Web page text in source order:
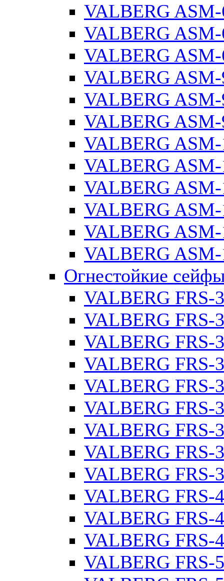
VALBERG
VALBERG
VALBERG
VALBERG
VALBERG
VALBERG
VALBERG
VALBERG
VALBERG
VALBERG
VALBERG
VALBERG
Огнестойкие
VALBERG FRS-
VALBERG FRS-
VALBERG FRS-
VALBERG FRS-
VALBERG FRS-
VALBERG FRS-
VALBERG FRS-
VALBERG FRS-
VALBERG FRS-
VALBERG FRS-
VALBERG FRS-
VALBERG FRS-
VALBERG FRS-